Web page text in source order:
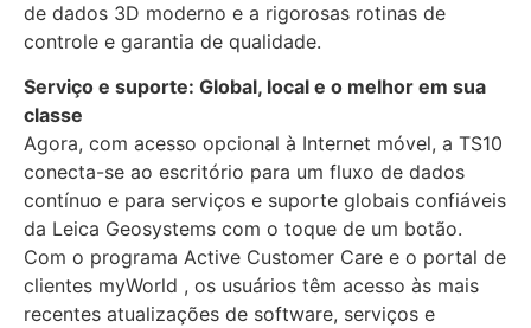
de dados 3D moderno e a rigorosas rotinas de
controle e garantia de qualidade.
Serviço e suporte: Global, local e o melhor em sua
classe
Agora, com acesso opcional à Internet móvel, a TS10
conecta-se ao escritório para um fluxo de dados
contínuo e para serviços e suporte globais confiáveis
da Leica Geosystems com o toque de um botão.
Com o programa Active Customer Care e o portal de
clientes myWorld , os usuários têm acesso às mais
recentes atualizações de software, serviços e